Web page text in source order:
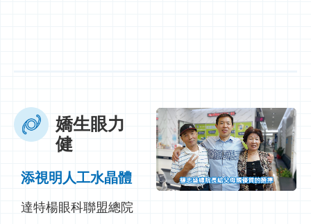
嬌生眼力
健
添視明人工水晶體
達特楊眼科聯盟總院